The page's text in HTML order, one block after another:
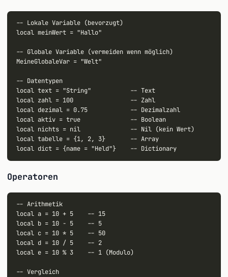
-- Lokale Variable (bevorzugt)
local meinWert = "Hallo"
-- Globale Variable (vermeiden wenn möglich)
MeineGlobaleVar = "Welt"
-- Datentypen
local text = "String"           -- Text
local zahl = 100                -- Zahl
local dezimal = 0.75            -- Dezimalzahl
local aktiv = true              -- Boolean
local nichts = nil              -- Nil (kein Wert)
local tabelle = {1, 2, 3}       -- Array
local dict = {name = "Held"}    -- Dictionary
Operatoren
-- Arithmetik
local a = 10 + 5    -- 15
local b = 10 - 5    -- 5
local c = 10 * 5    -- 50
local d = 10 / 5    -- 2
local e = 10 % 3    -- 1 (Modulo)
-- Vergleich